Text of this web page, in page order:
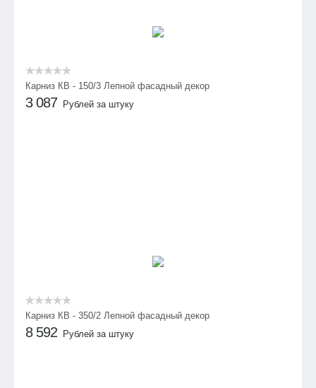
Карниз КВ - 150/3 Лепной фасадный декор
3 087 Рублей за штуку
Карниз КВ - 350/2 Лепной фасадный декор
8 592 Рублей за штуку